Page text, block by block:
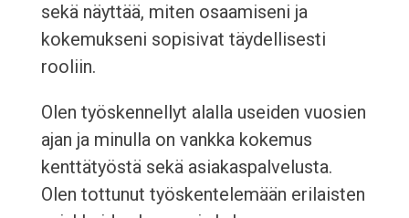
sekä näyttää, miten osaamiseni ja
kokemukseni sopisivat täydellisesti
rooliin.
Olen työskennellyt alalla useiden vuosien
ajan ja minulla on vankka kokemus
kenttätyöstä sekä asiakaspalvelusta.
Olen tottunut työskentelemään erilaisten